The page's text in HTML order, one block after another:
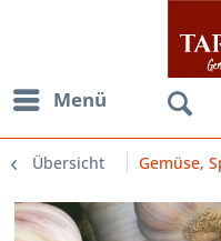
Menü
Übersicht Gemüse,